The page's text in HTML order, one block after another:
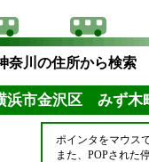
奈川の住所から検索
浜市金沢区 みず
ポインタをマウス
また、POPされた